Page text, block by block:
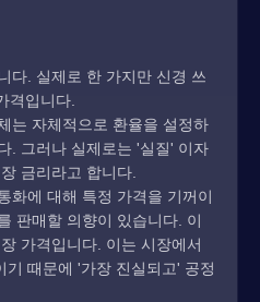
다. 실제로 한 가지만 신경 쓰
격입니다.
는 자체적으로 환율을 설정하
. 그러나 실제로는 '실질' 이자
금리라고 합니다.
화에 대해 특정 가격을 기꺼이
판매할 의향이 있습니다. 이
가격입니다. 이는 시장에서
기 때문에 '가장 진실되고' 공정